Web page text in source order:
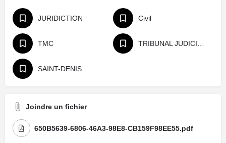
JURIDICTION Civil
TMC
SAINT-DENIS
Joindre un fichier
650B5639-6806-46A3-98E8-CB159F98EE55.pdf